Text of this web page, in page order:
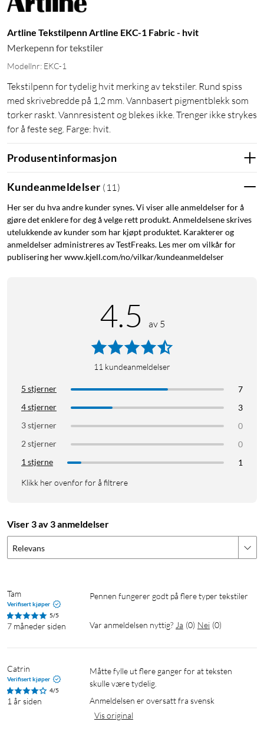
Artline Tekstilpenn Artline EKC-1 Fabric - hvit
Merkepenn for tekstiler
Modellnr: EKC-1
Tekstilpenn for tydelig hvit merking av tekstiler. Rund spiss
med skrivebredde på 1,2 mm. Vannbasert pigmentblekk som
tørker raskt. Vannresistent og blekes ikke. Trenger ikke strykes
for å feste seg. Farge: hvit.
Produsentinformasjon
Kundeanmeldelser ( 11 )
Her ser du hva andre kunder synes. Vi viser alle anmeldelser for å
gjøre det enklere for deg å velge rett produkt. Anmeldelsene skrives
utelukkende av kunder som har kjøpt produktet. Karakterer og
anmeldelser administreres av TestFreaks. Les mer om vilkår for
publisering her www.kjell.com/no/vilkar/kundeanmeldelser
4.5 av 5
11 kundeanmeldelser
5 stjerner
7
4 stjerner
3
3 stjerner
0
2 stjerner
0
1 stjerne
1
Klikk her ovenfor for å filtrere
Viser 3 av 3 anmeldelser
Relevans
Tam
Verifisert kjøper
5/5
7 måneder siden
Pennen fungerer godt på flere typer tekstiler
Var anmeldelsen nyttig? Ja (0) Nei (0)
Catrin
Verifisert kjøper
4/5
1 år siden
Måtte fylle ut flere ganger for at teksten
skulle være tydelig.
Anmeldelsen er oversatt fra svensk
Vis original